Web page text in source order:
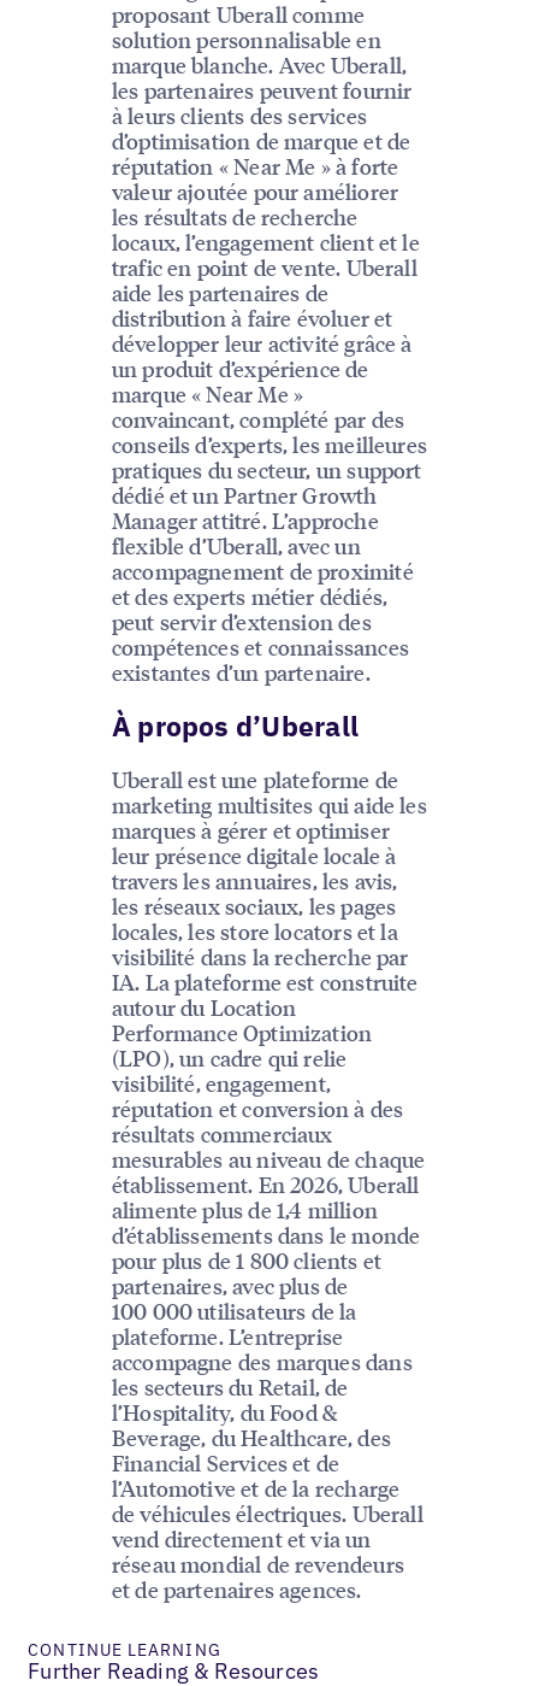
proposant Uberall comme
solution personnalisable en
marque blanche. Avec Uberall,
les partenaires peuvent fournir
à leurs clients des services
d’optimisation de marque et de
réputation « Near Me » à forte
valeur ajoutée pour améliorer
les résultats de recherche
locaux, l’engagement client et le
trafic en point de vente. Uberall
aide les partenaires de
distribution à faire évoluer et
développer leur activité grâce à
un produit d’expérience de
marque « Near Me »
convaincant, complété par des
conseils d’experts, les meilleures
pratiques du secteur, un support
dédié et un Partner Growth
Manager attitré. L’approche
flexible d’Uberall, avec un
accompagnement de proximité
et des experts métier dédiés,
peut servir d’extension des
compétences et connaissances
existantes d’un partenaire.
À propos d’Uberall
Uberall est une plateforme de
marketing multisites qui aide les
marques à gérer et optimiser
leur présence digitale locale à
travers les annuaires, les avis,
les réseaux sociaux, les pages
locales, les store locators et la
visibilité dans la recherche par
IA. La plateforme est construite
autour du Location
Performance Optimization
(LPO), un cadre qui relie
visibilité, engagement,
réputation et conversion à des
résultats commerciaux
mesurables au niveau de chaque
établissement. En 2026, Uberall
alimente plus de 1,4 million
d’établissements dans le monde
pour plus de 1 800 clients et
partenaires, avec plus de
100 000 utilisateurs de la
plateforme. L’entreprise
accompagne des marques dans
les secteurs du Retail, de
l’Hospitality, du Food &
Beverage, du Healthcare, des
Financial Services et de
l’Automotive et de la recharge
de véhicules électriques. Uberall
vend directement et via un
réseau mondial de revendeurs
et de partenaires agences.
CONTINUE LEARNING
Further Reading & Resources